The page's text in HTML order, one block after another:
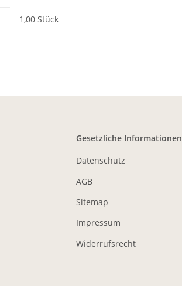
1,00 Stück
Gesetzliche Informationen
Datenschutz
AGB
Sitemap
Impressum
Widerrufsrecht